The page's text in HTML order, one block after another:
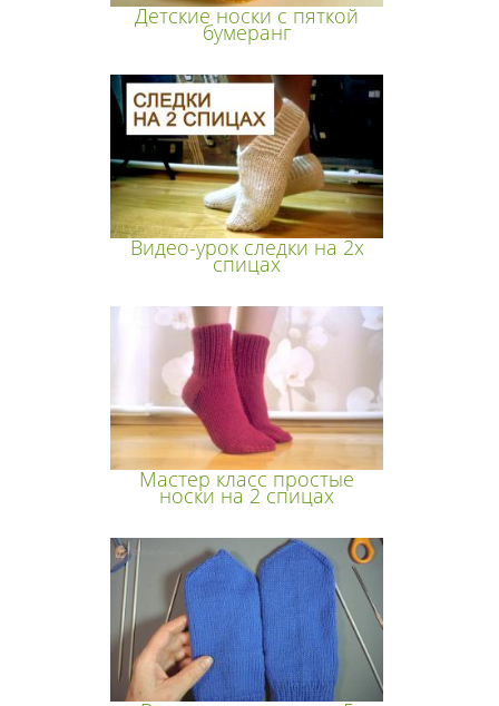
Детские носки с пяткой
бумеранг
Видео-урок следки на 2х
спицах
Мастер класс простые
носки на 2 спицах